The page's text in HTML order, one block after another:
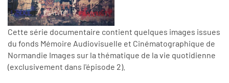
Cette série documentaire contient quelques images issues
du fonds Mémoire Audiovisuelle et Cinématographique de
Normandie Images sur la thématique de la vie quotidienne
(exclusivement dans l'épisode 2).